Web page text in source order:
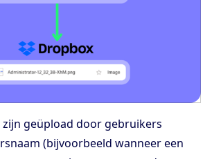
geüpload door gebruikers
(bijvoorbeeld wanneer een